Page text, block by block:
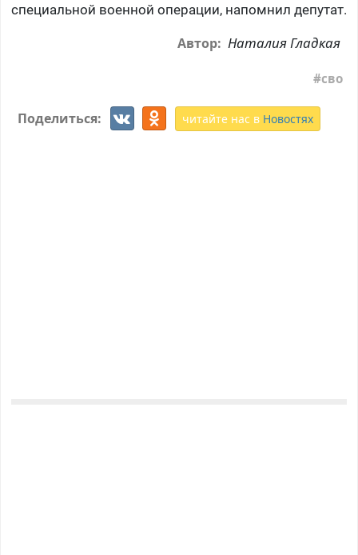
специальной военной операции, напомнил депутат.
Автор: Наталия Гладкая
сво
Поделиться: читайте нас в Новостях